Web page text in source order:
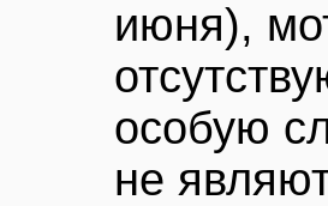
июня),
особую
не